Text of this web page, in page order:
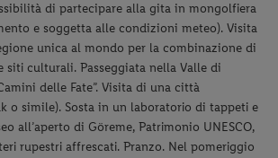
di partecipare alla gita in mongolfiera
e soggetta alle condizioni meteo). Visita
unica al mondo per la combinazione di
siti culturali. Passeggiata nella Valle di
delle Fate”. Visita di una città
o simile). Sosta in un laboratorio di tappeti e
all’aperto di Göreme, Patrimonio UNESCO,
rupestri affrescati. Pranzo. Nel pomeriggio